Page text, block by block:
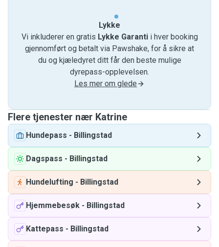
Lykke
Vi inkluderer en gratis Lykke Garantii hver booking
gjennomført og betalt via Pawshake, for å sikre at
du og kjæledyret ditt får den beste mulige
dyrepass-opplevelsen.
Les mer om glede
Flere tjenester nær Katrine
Hundepass - Billingstad
Dagspass - Billingstad
Hundelufting - Billingstad
Hjemmebesøk - Billingstad
Kattepass - Billingstad